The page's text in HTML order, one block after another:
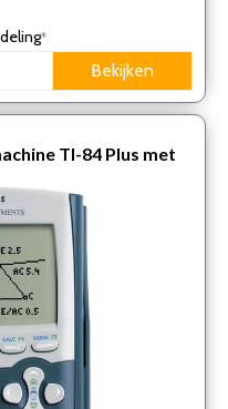
*
Bekijken
TI-84 Plus met